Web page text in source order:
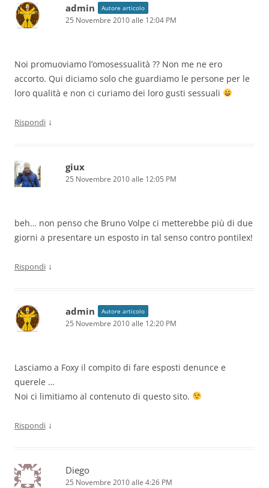
admin Autore articolo
25 Novembre 2010 alle 12:04 PM
Noi promuoviamo l’omosessualità ?? Non me ne ero
accorto. Qui diciamo solo che guardiamo le persone per le
loro qualità e non ci curiamo dei loro gusti sessuali
Rispondi ↓
giux
25 Novembre 2010 alle 12:05 PM
beh… non penso che Bruno Volpe ci metterebbe più di due
giorni a presentare un esposto in tal senso contro pontilex!
Rispondi ↓
admin Autore articolo
25 Novembre 2010 alle 12:20 PM
Lasciamo a Foxy il compito di fare esposti denunce e
querele …
Noi ci limitiamo al contenuto di questo sito.
Rispondi ↓
Diego
25 Novembre 2010 alle 4:26 PM